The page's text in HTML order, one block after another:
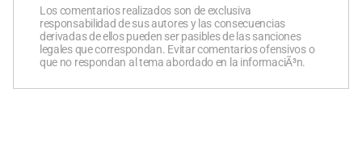
Los comentarios realizados son de exclusiva
responsabilidad de sus autores y las consecuencias
derivadas de ellos pueden ser pasibles de las sanciones
legales que correspondan. Evitar comentarios ofensivos o
que no respondan al tema abordado en la informaciÃ³n.